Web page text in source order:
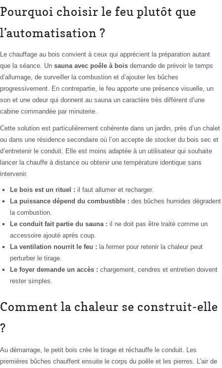
Pourquoi choisir le feu plutôt que
l’automatisation ?
Le chauffage au bois convient à ceux qui apprécient la préparation autant
que la séance. Un sauna avec poêle à bois demande de prévoir le temps
d’allumage, de surveiller la combustion et d’ajouter les bûches
progressivement. En contrepartie, le feu apporte une présence visuelle, un
son et une odeur qui donnent au sauna un caractère très différent d’une
cabine commandée par minuterie.
Cette solution est particulièrement cohérente dans un jardin, près d’un chalet
ou dans une résidence secondaire où l’on accepte de stocker du bois sec et
d’entretenir le conduit. Elle est moins adaptée à un utilisateur qui souhaite
lancer la chauffe à distance ou obtenir une température identique sans
intervenir.
Le bois est un rituel : il faut allumer et recharger.
La puissance dépend du combustible : des bûches humides dégradent
la combustion.
Le conduit fait partie du sauna : il ne doit pas être traité comme un
accessoire ajouté après coup.
La ventilation nourrit le feu : la fermer pour retenir la chaleur peut
perturber le tirage.
Le foyer demande un accès : chargement, cendres et entretien doivent
rester simples.
Comment la chaleur se construit-elle
?
Au démarrage, le petit bois crée le tirage et réchauffe le conduit. Les
premières bûches chauffent ensuite le corps du poêle et les pierres. L’air de